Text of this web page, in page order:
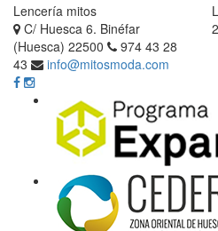
Lencería mitos
C/ Huesca 6. Binéfar
(Huesca) 22500
974 43 28
43
info@mitosmoda.com